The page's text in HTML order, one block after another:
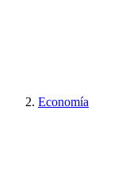
Economía